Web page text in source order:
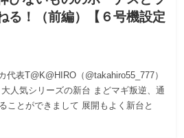
る！（前編）【６号機設定
表T@K@HIRO（@takahiro55_777）
人気シリーズの新台 まどマギ叛逆、通
ことができまして 展開もよく新台と